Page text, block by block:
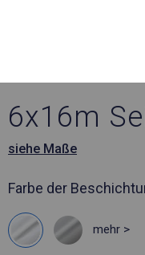
6x16m
siehe Maße
Farbe der
mehr >